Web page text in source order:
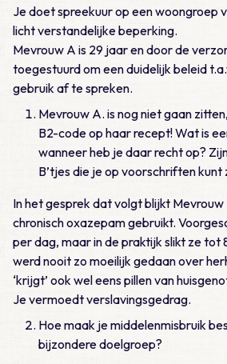
Je doet spreekuur op een woongroep
licht verstandelijke beperking.
Mevrouw A is 29 jaar en door de
toegestuurd om een duidelijk beleid
gebruik af te spreken.
Mevrouw A. is nog niet gaan
B2-code op haar recept! Wat is
wanneer heb je daar recht op?
B’tjes die je op voorschriften kunt
In het gesprek dat volgt blijkt
chronisch oxazepam gebruikt.
per dag, maar in de praktijk slikt ze tot
werd nooit zo moeilijk gedaan over
‘krijgt’ ook wel eens pillen van
Je vermoedt verslavingsgedrag.
Hoe maak je middelenmisbruik
bijzondere doelgroep?